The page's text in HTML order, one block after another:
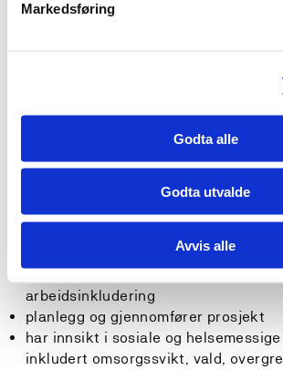
Markedsføring
Godta alle
Godta utvalde
Avvis alle
utviklingsarbeid i teoretiske og
endringsprosessar i rettleiing og
Studenten...
har innsikt i samanhengane mellom
tenesteutøving både overfor
grupper i samfunnet, for å bidra til
arbeidsinkludering
planlegg og gjennomfører prosjekt
har innsikt i sosiale og
inkludert omsorgssvikt, vald,